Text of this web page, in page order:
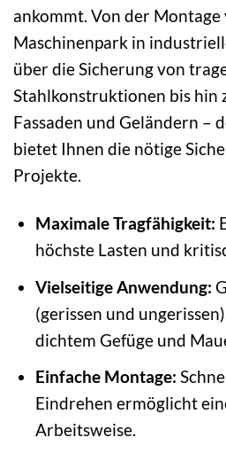
ankommt. Von der Montage
Maschinenpark in
über die Sicherung von
Stahlkonstruktionen bis hin
Fassaden und Geländern –
bietet Ihnen die nötige
Projekte.
Maximale Tragfähigkeit:
höchste Lasten und
Vielseitige Anwendung:
(gerissen und
dichtem Gefüge und
Einfache Montage:
Eindrehen ermöglicht
Arbeitsweise.